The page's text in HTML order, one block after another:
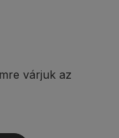
várjuk az